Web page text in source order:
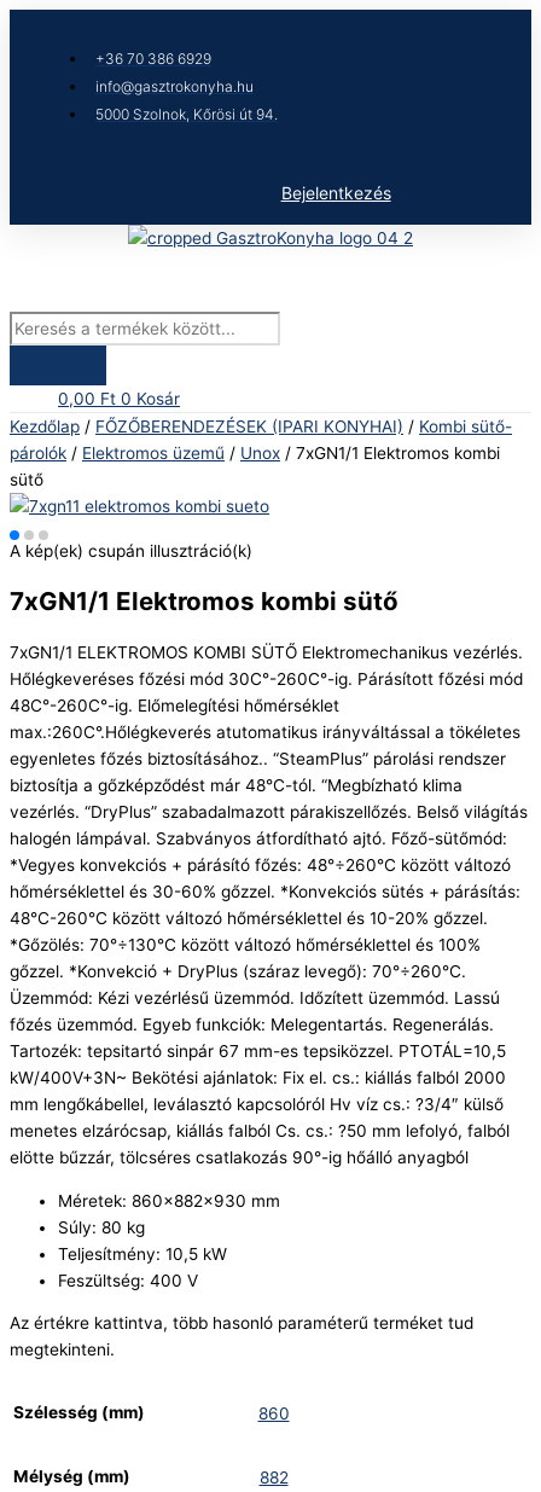
Skip
+36 70 386 6929
info@gasztrokonyha.hu
5000 Szolnok, Kőrösi út 94.
Bejelentkezés
Products
0,00 Ft 0 Kosár
Kezdőlap / FŐZŐBERENDEZÉSEK (IPARI KONYHAI) / Kombi sütő-
párolók / Elektromos üzemű / Unox / 7xGN1/1 Elektromos kombi
sütő
A kép(ek) csupán illusztráció(k)
7xGN1/1 Elektromos kombi sütő
7xGN1/1 ELEKTROMOS KOMBI SÜTŐ Elektromechanikus vezérlés.
Hőlégkeveréses főzési mód 30C°-260C°-ig. Párásított főzési mód
48C°-260C°-ig. Előmelegítési hőmérséklet
max.:260C°.Hőlégkeverés atutomatikus irányváltással a tökéletes
egyenletes főzés biztosításához.. “SteamPlus” párolási rendszer
biztosítja a gőzképződést már 48°C-tól. “Megbízható klima
vezérlés. “DryPlus” szabadalmazott párakiszellőzés. Belső világítás
halogén lámpával. Szabványos átfordítható ajtó. Főző-sütőmód:
*Vegyes konvekciós + párásító főzés: 48°÷260°C között változó
hőmérséklettel és 30-60% gőzzel. *Konvekciós sütés + párásítás:
48°C-260°C között változó hőmérséklettel és 10-20% gőzzel.
*Gőzölés: 70°÷130°C között változó hőmérséklettel és 100%
gőzzel. *Konvekció + DryPlus (száraz levegő): 70°÷260°C.
Üzemmód: Kézi vezérlésű üzemmód. Időzített üzemmód. Lassú
főzés üzemmód. Egyeb funkciók: Melegentartás. Regenerálás.
Tartozék: tepsitartó sinpár 67 mm-es tepsiközzel. PTOTÁL=10,5
kW/400V+3N~ Bekötési ajánlatok: Fix el. cs.: kiállás falból 2000
mm lengőkábellel, leválasztó kapcsolóról Hv víz cs.: ?3/4″ külső
menetes elzárócsap, kiállás falból Cs. cs.: ?50 mm lefolyó, falból
elötte bűzzár, tölcséres csatlakozás 90°-ig hőálló anyagból
Méretek: 860x882x930 mm
Súly: 80 kg
Teljesítmény: 10,5 kW
Feszültség: 400 V
Az értékre kattintva, több hasonló paraméterű terméket tud
megtekinteni.
Szélesség (mm) 860
Mélység (mm) 882
7xGN1/1
mennyiség